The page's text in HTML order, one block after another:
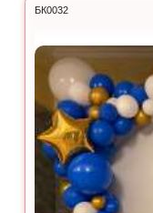
БК0032